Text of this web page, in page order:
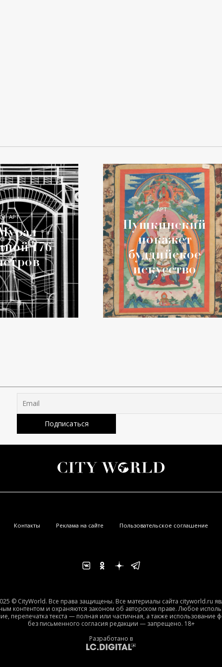
АРТ
176
АРТ
Пушкинский
покажет
буддийское
искусство
Контакты Реклама на сайте Пользовательское соглашение
© CityWorld. Все права защищены. Все материалы сайта cityworld.ru
контентом и охраняются законом об авторском праве. Любое
перепечатка текста — полная или частичная, а также использование
без письменного согласия редакции — запрещено. 18+
Разработано в